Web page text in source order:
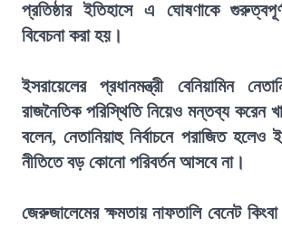
প্রতিষ্ঠার ইতিহাসে এ ঘোষণাকে
বিবেচনা করা হয়।
ইসরায়েলের প্রধানমন্ত্রী বেনিয়ামিন
রাজনৈতিক পরিস্থিতি নিয়েও মন্তব্য করেন
বলেন, নেতানিয়াহু নির্বাচনে পরাজিত হলেও
নীতিতে বড় কোনো পরিবর্তন আসবে না।
জেরুজালেমের ক্ষমতায় নাফতালি বেনেট